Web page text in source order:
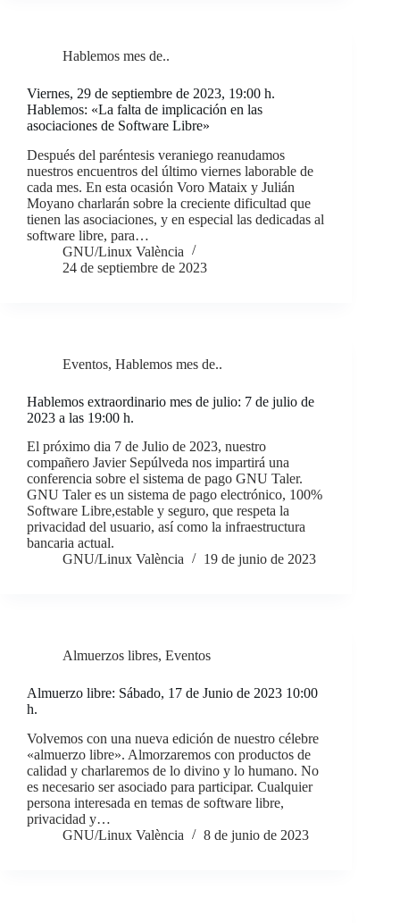
Hablemos mes de..
Viernes, 29 de septiembre de 2023, 19:00 h.
Hablemos: «La falta de implicación en las
asociaciones de Software Libre»
Después del paréntesis veraniego reanudamos
nuestros encuentros del último viernes laborable de
cada mes. En esta ocasión Voro Mataix y Julián
Moyano charlarán sobre la creciente dificultad que
tienen las asociaciones, y en especial las dedicadas al
software libre, para…
GNU/Linux València
24 de septiembre de 2023
Eventos, Hablemos mes de..
Hablemos extraordinario mes de julio: 7 de julio de
2023 a las 19:00 h.
El próximo dia 7 de Julio de 2023, nuestro
compañero Javier Sepúlveda nos impartirá una
conferencia sobre el sistema de pago GNU Taler.
GNU Taler es un sistema de pago electrónico, 100%
Software Libre,estable y seguro, que respeta la
privacidad del usuario, así como la infraestructura
bancaria actual.
GNU/Linux València
19 de junio de 2023
Almuerzos libres, Eventos
Almuerzo libre: Sábado, 17 de Junio de 2023 10:00
h.
Volvemos con una nueva edición de nuestro célebre
«almuerzo libre». Almorzaremos con productos de
calidad y charlaremos de lo divino y lo humano. No
es necesario ser asociado para participar. Cualquier
persona interesada en temas de software libre,
privacidad y…
GNU/Linux València
8 de junio de 2023